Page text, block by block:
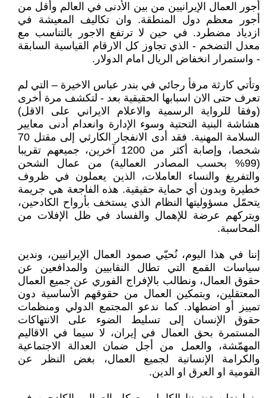
أجور العمال الإيرانيين من بين الأدنى في العالم وأقل من
أجور معظم دول المنطقة. وان تكاليف المعيشة في
ازدياد مضطرد. في حين لا ترتفع الاجور بالتناسب مع
معدل التضخم - الذي تجاوز كل الارقام القياسية السابقة
- واستمرار انخفاض الريال امام الدولار.
وتأتي كارثة مرفأ رجائي في بندر عباس الاخيرة – التي لم
تعرف حتى الان اسبابها الحقيقية بعد - لتكشف مرة أخرى
(وفقا للرواية الرسمية والاعلام الايراني على الاقل)
هشاشة البنية التحتية وسوء الإدارة وانعدام أدنى معايير
السلامة المهنية. فقد أدى الانفجار الكارثي إلى مقتل 70
شخصا، وإصابة أكثر من 1200 آخرين، جميعهم تقريبا
(99% بحسب المصادر العمالية) من عمال الشحن
والتفريغ والنساء العاملات، الذين يعملون في ظروف
خطيرة وبدون أي حماية حقيقية. هذه الفاجعة هي جريمة
يتحمّل مسؤوليتها النظام الذي يستخف بأرواح الكادحين،
ويتركهم عرضة للإهمال والفساد في ظل الإفلات من
المحاسبة.
إننا في هذا اليوم، نُحيّي صمود العمال الإيرانيين، وندين
سياسات القمع التي تطال النقابيين والمدافعين عن
حقوق العمال، ونطالب بالإفراج الفوري عن جميع العمال
المعتقلين، وبتمكين العمال من حقوقهم الأساسية دون
تمييز أو اضطهاد. كما ندعو المجتمع الدولي ومنظمات
حقوق الإنسان إلى تسليط الضوء على الانتهاكات
المستمرة بحق العمال في إيران، لا سيما في الاقاليم
المهمّشة، والعمل من أجل ضمان العدالة الاجتماعية
والكرامة الإنسانية لجميع العمال، بغض النظر عن
القومية او العرق او الدين.